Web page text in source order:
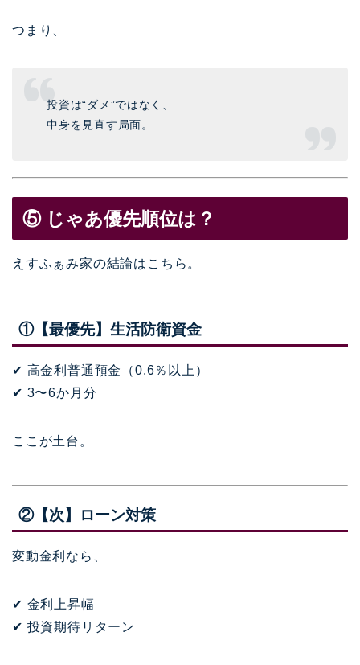
つまり、
投資は“ダメ”ではなく、
中身を見直す局面。
⑤ じゃあ優先順位は？
えすふぁみ家の結論はこちら。
①【最優先】生活防衛資金
✔ 高金利普通預金（0.6％以上）
✔ 3〜6か月分
ここが土台。
②【次】ローン対策
変動金利なら、
✔ 金利上昇幅
✔ 投資期待リターン